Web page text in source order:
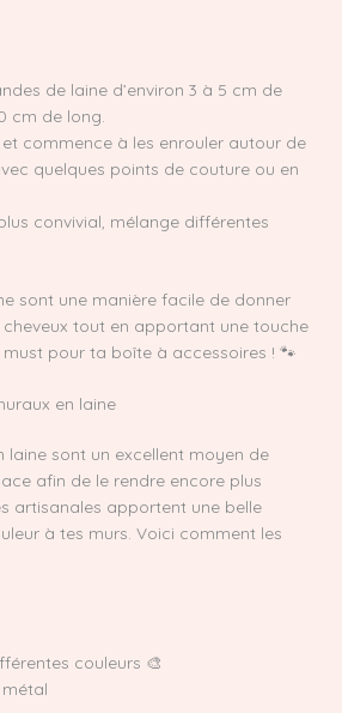
de laine d’environ 3 à 5 cm de
cm de long.
commence à les enrouler autour de
quelques points de couture ou en
convivial, mélange différentes
sont une manière facile de donner
cheveux tout en apportant une touche
must pour ta boîte à accessoires ! 🐾
en laine
laine sont un excellent moyen de
afin de le rendre encore plus
artisanales apportent une belle
à tes murs. Voici comment les
couleurs 🎨